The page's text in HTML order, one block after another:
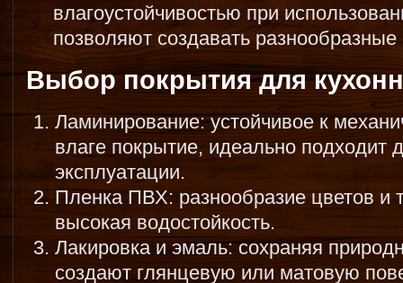
влагоустойчивостью при
позволяют создавать
Выбор покрытия для
Ламинирование: устойчивое к
влаге покрытие, идеально подходит
эксплуатации.
Пленка ПВХ: разнообразие цветов и
высокая водостойкость.
Лакировка и эмаль: сохраняя
создают глянцевую или матовую